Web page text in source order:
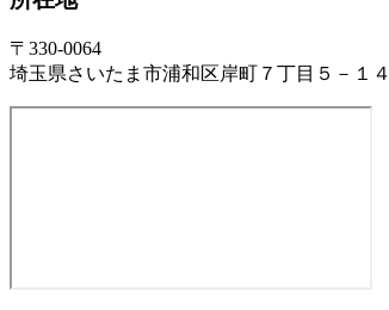
〒330-0064
埼玉県さいたま市浦和区岸町７丁目５－１４